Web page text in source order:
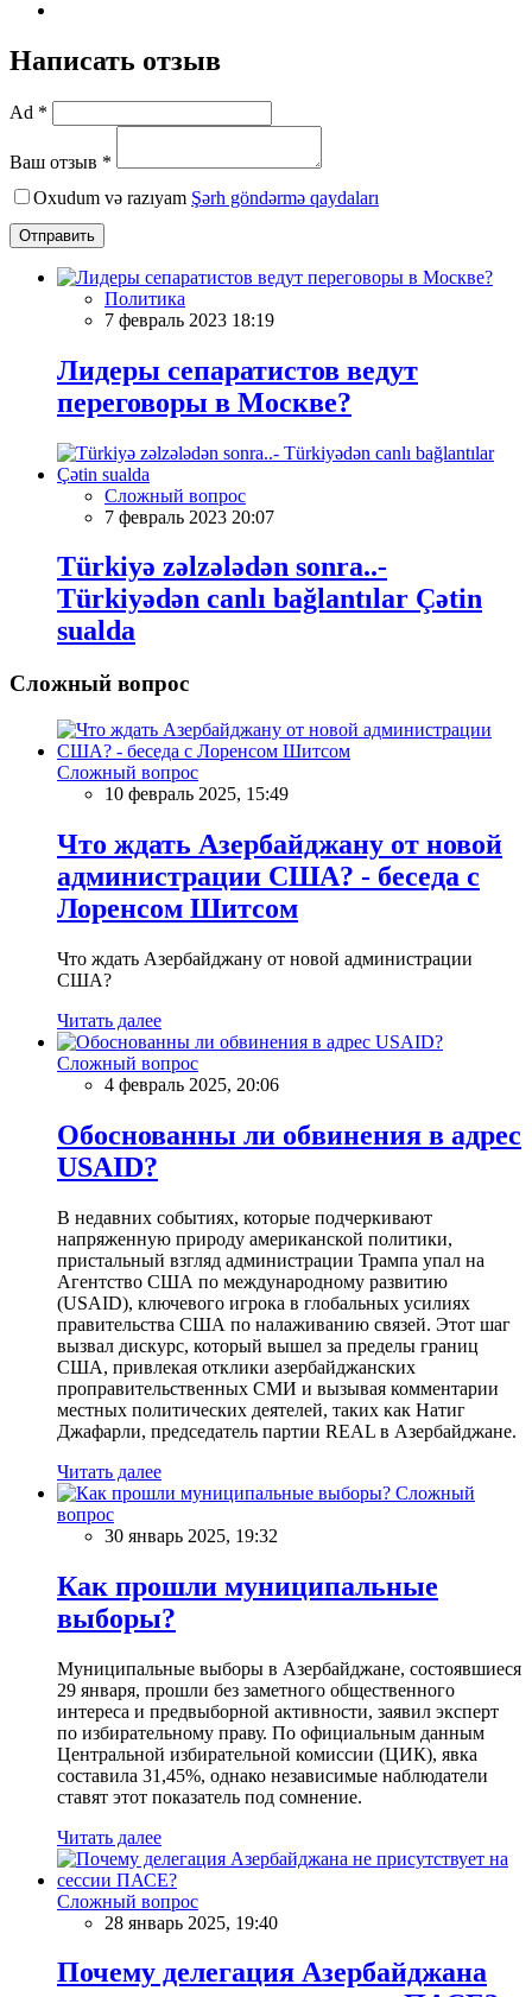
Написать отзыв
Ad *
Ваш отзыв *
Oxudum və razıyam Şərh göndərmə qaydaları
Отправить
Политика
7 февраль 2023 18:19
Лидеры сепаратистов ведут
переговоры в Москве?
Сложный вопрос
7 февраль 2023 20:07
Türkiyə zəlzələdən sonra..-
Türkiyədən canlı bağlantılar Çətin
sualda
Сложный вопрос
Сложный вопрос
10 февраль 2025, 15:49
Что ждать Азербайджану от новой
администрации США? - беседа с
Лоренсом Шитсом
Что ждать Азербайджану от новой администрации
США?
Читать далее
Сложный вопрос
4 февраль 2025, 20:06
Обоснованны ли обвинения в адрес
USAID?
В недавних событиях, которые подчеркивают
напряженную природу американской политики,
пристальный взгляд администрации Трампа упал на
Агентство США по международному развитию
(USAID), ключевого игрока в глобальных усилиях
правительства США по налаживанию связей. Этот шаг
вызвал дискурс, который вышел за пределы границ
США, привлекая отклики азербайджанских
проправительственных СМИ и вызывая комментарии
местных политических деятелей, таких как Натиг
Джафарли, председатель партии REAL в Азербайджане.
Читать далее
Сложный
вопрос
30 январь 2025, 19:32
Как прошли муниципальные
выборы?
Муниципальные выборы в Азербайджане, состоявшиеся
29 января, прошли без заметного общественного
интереса и предвыборной активности, заявил эксперт
по избирательному праву. По официальным данным
Центральной избирательной комиссии (ЦИК), явка
составила 31,45%, однако независимые наблюдатели
ставят этот показатель под сомнение.
Читать далее
Сложный вопрос
28 январь 2025, 19:40
Почему делегация Азербайджана